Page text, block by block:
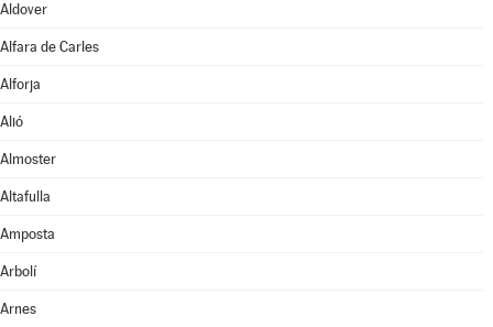
Aldover
Alfara de Carles
Alforja
Alió
Almoster
Altafulla
Amposta
Arbolí
Arnes